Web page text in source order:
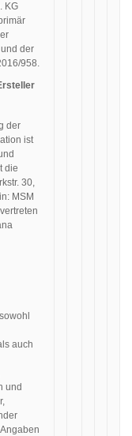
KG
der
958.
der
ist
die
30,
MSM
auch
und